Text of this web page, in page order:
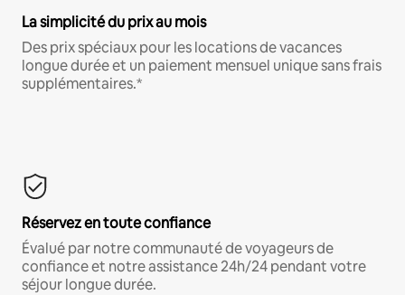
La simplicité du prix au mois
Des prix spéciaux pour les locations de vacances
longue durée et un paiement mensuel unique sans frais
supplémentaires.*
Réservez en toute confiance
Évalué par notre communauté de voyageurs de
confiance et notre assistance 24h/24 pendant votre
séjour longue durée.